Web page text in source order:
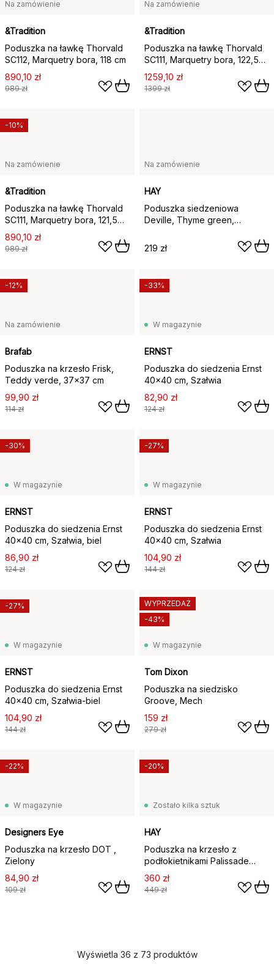
Na zamówienie
&Tradition
Poduszka na ławkę Thorvald
SC112, Marquetry bora, 118 cm
890,10 zł
989 zł
Na zamówienie
&Tradition
Poduszka na ławkę Thorvald
SC111, Marquetry bora, 122,5
cm
1259,10 zł
1399 zł
Na zamówienie
&Tradition
Poduszka na ławkę Thorvald
SC111, Marquetry bora, 121,5
cm
890,10 zł
989 zł
-10%
Na zamówienie
HAY
Poduszka siedzeniowa
Deville, Thyme green,
219 zł
Na zamówienie
Brafab
Poduszka na krzesło Frisk,
Teddy verde, 37x37 cm
99,90 zł
114 zł
-12%
W magazynie
ERNST
Poduszka do siedzenia Ernst
40x40 cm, Szałwia
82,90 zł
124 zł
-33%
W magazynie
ERNST
Poduszka do siedzenia Ernst
40x40 cm, Szałwia, biel
86,90 zł
124 zł
-30%
W magazynie
ERNST
Poduszka do siedzenia Ernst
40x40 cm, Szałwia
104,90 zł
144 zł
-27%
W magazynie
ERNST
Poduszka do siedzenia Ernst
40x40 cm, Szałwia-biel
104,90 zł
144 zł
-27%
W magazynie
Tom Dixon
Poduszka na siedzisko
Groove, Mech
159 zł
279 zł
WYPRZEDAŻ
-43%
W magazynie
Designers Eye
Poduszka na krzesło DOT ,
Zielony
84,90 zł
109 zł
-22%
Zostało kilka sztuk
HAY
Poduszka na krzesło z
podłokietnikami Palissade
Dining Quilted, Olive
360 zł
449 zł
-20%
Wyświetla 36 z 73 produktów